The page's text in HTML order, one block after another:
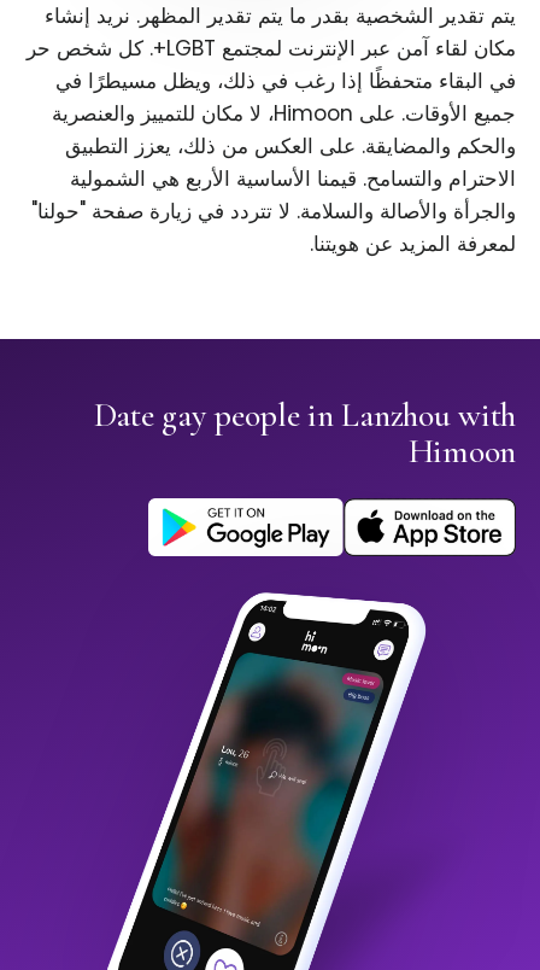
يتم تقدير الشخصية بقدر ما يتم تقدير المظهر. نريد إنشاء
مكان لقاء آمن عبر الإنترنت لمجتمع LGBT+. كل شخص حر
في البقاء متحفظًا إذا رغب في ذلك، ويظل مسيطرًا في
جميع الأوقات. على Himoon، لا مكان للتمييز والعنصرية
والحكم والمضايقة. على العكس من ذلك، يعزز التطبيق
الاحترام والتسامح. قيمنا الأساسية الأربع هي الشمولية
والجرأة والأصالة والسلامة. لا تتردد في زيارة صفحة "حولنا"
لمعرفة المزيد عن هويتنا.
Date gay people in Lanzhou with
Himoon